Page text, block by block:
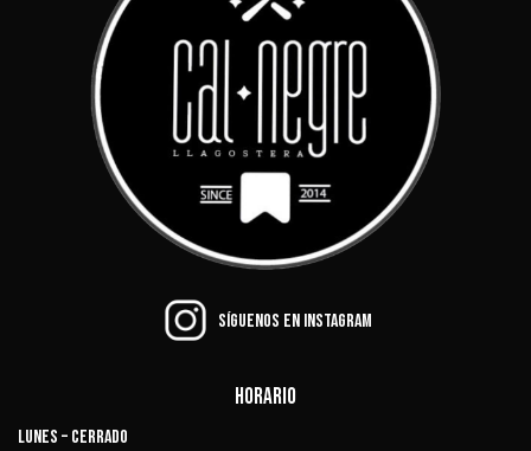
Síguenos en Instagram
Horario
Lunes – Cerrado